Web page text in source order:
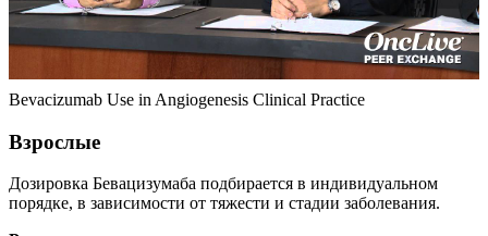
Bevacizumab Use in Angiogenesis Clinical Practice
Взрослые
Дозировка Бевацизумаба подбирается в индивидуальном
порядке, в зависимости от тяжести и стадии заболевания.